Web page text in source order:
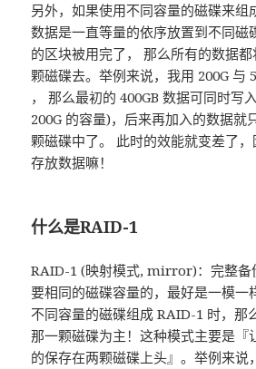
另外，如果使用不同容量的磁碟来组
数据是一直等量的依序放置到不同磁
的区块被用完了， 那么所有的数据
颗磁碟去。举例来说，我用 200G 与
， 那么最初的 400GB 数据可同时写
200G 的容量)，后来再加入的数据就
颗磁碟中了。 此时的效能就变差了
存放数据嘛！
什么是RAID-1
RAID-1 (映射模式, mirror)：完整备
要相同的磁碟容量的，最好是一模一
不同容量的磁碟组成 RAID-1 时，那
那一颗磁碟为主！这种模式主要是『
的保存在两颗磁碟上头』。举例来说